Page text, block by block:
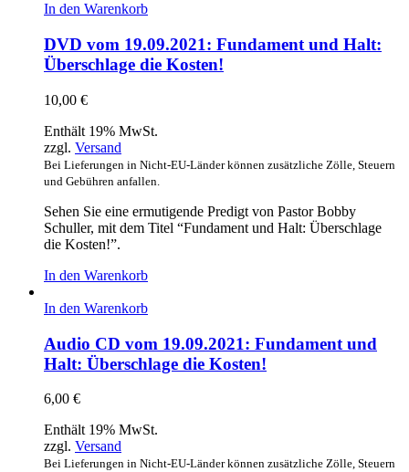
In den Warenkorb
DVD vom 19.09.2021: Fundament und Halt:
Überschlage die Kosten!
10,00 €
Enthält 19% MwSt.
zzgl. Versand
Bei Lieferungen in Nicht-EU-Länder können zusätzliche Zölle, Steuern
und Gebühren anfallen.
Sehen Sie eine ermutigende Predigt von Pastor Bobby
Schuller, mit dem Titel “Fundament und Halt: Überschlage
die Kosten!”.
In den Warenkorb
In den Warenkorb
Audio CD vom 19.09.2021: Fundament und
Halt: Überschlage die Kosten!
6,00 €
Enthält 19% MwSt.
zzgl. Versand
Bei Lieferungen in Nicht-EU-Länder können zusätzliche Zölle, Steuern